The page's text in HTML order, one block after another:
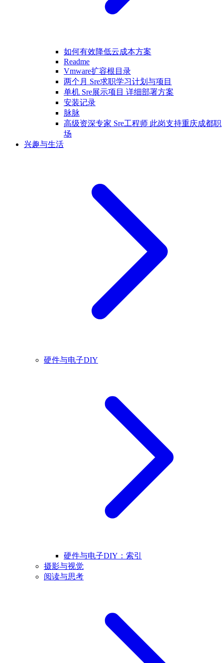
如何有效降低云成本方案
Readme
Vmware扩容根目录
两个月 Sre求职学习计划与项目
单机 Sre展示项目 详细部署方案
安装记录
脉脉
高级资深专家 Sre工程师 此岗支持重庆成都职
场
兴趣与生活
硬件与电子DIY
硬件与电子DIY：索引
摄影与视觉
阅读与思考